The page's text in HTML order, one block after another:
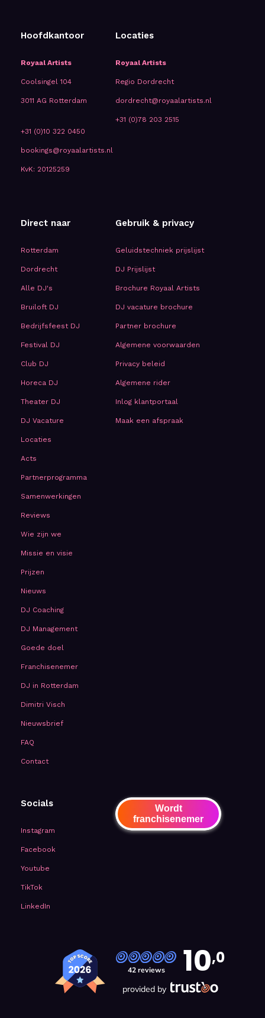
Hoofdkantoor
Royaal Artists
Coolsingel 104
3011 AG Rotterdam
+31 (0)10 322 0450
bookings@royaalartists.nl
KvK: 20125259
Locaties
Royaal Artists
Regio Dordrecht
dordrecht@royaalartists.nl
+31 (0)78 203 2515
Direct naar
Rotterdam
Dordrecht
Alle DJ's
Bruiloft DJ
Bedrijfsfeest DJ
Festival DJ
Club DJ
Horeca DJ
Theater DJ
DJ Vacature
Locaties
Acts
Partnerprogramma
Samenwerkingen
Reviews
Wie zijn we
Missie en visie
Prijzen
Nieuws
DJ Coaching
DJ Management
Goede doel
Franchisenemer
DJ in Rotterdam
Dimitri Visch
Nieuwsbrief
FAQ
Contact
Gebruik & privacy
Geluidstechniek prijslijst
DJ Prijslijst
Brochure Royaal Artists
DJ vacature brochure
Partner brochure
Algemene voorwaarden
Privacy beleid
Algemene rider
Inlog klantportaal
Maak een afspraak
Socials
Instagram
Facebook
Youtube
TikTok
LinkedIn
Wordt
franchisenemer
42 reviews 10,0
provided by